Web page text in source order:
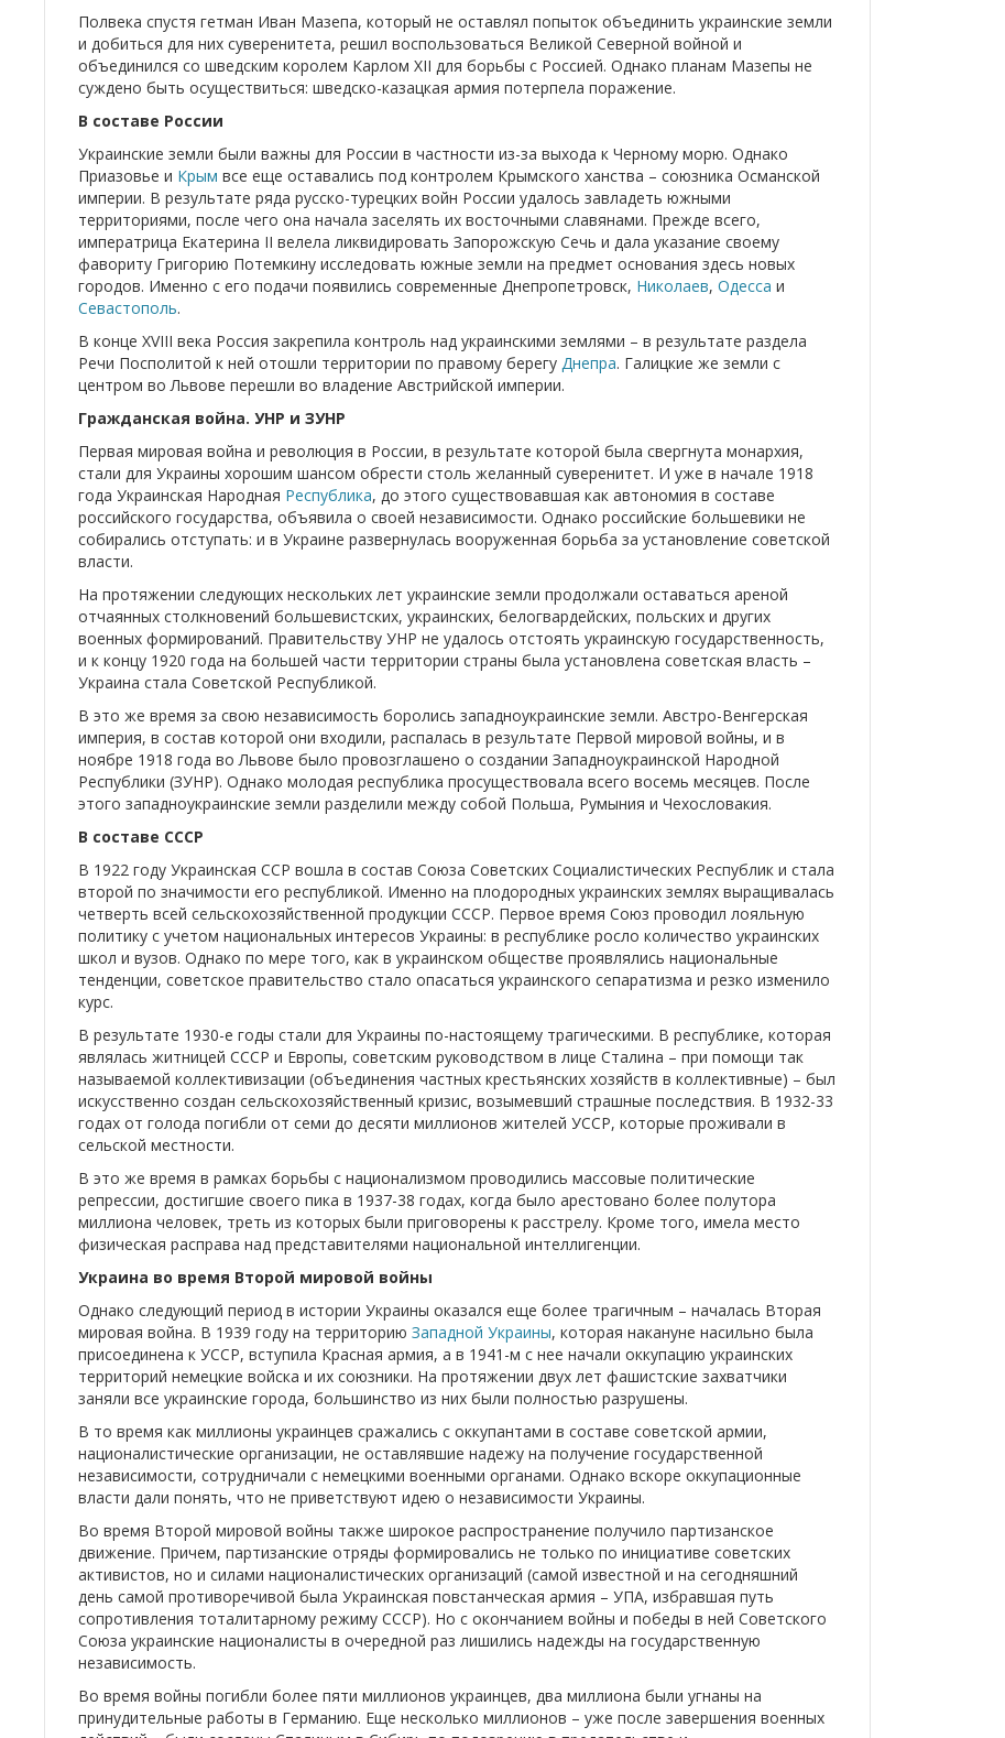
Полвека спустя гетман Иван Мазепа, который не оставлял попыток объединить украинские земли
и добиться для них суверенитета, решил воспользоваться Великой Северной войной и
объединился со шведским королем Карлом XII для борьбы с Россией. Однако планам Мазепы не
суждено быть осуществиться: шведско-казацкая армия потерпела поражение.
В составе России
Украинские земли были важны для России в частности из-за выхода к Черному морю. Однако
Приазовье и Крым все еще оставались под контролем Крымского ханства – союзника Османской
империи. В результате ряда русско-турецких войн России удалось завладеть южными
территориями, после чего она начала заселять их восточными славянами. Прежде всего,
императрица Екатерина II велела ликвидировать Запорожскую Сечь и дала указание своему
фавориту Григорию Потемкину исследовать южные земли на предмет основания здесь новых
городов. Именно с его подачи появились современные Днепропетровск, Николаев, Одесса и
Севастополь.
В конце XVIII века Россия закрепила контроль над украинскими землями – в результате раздела
Речи Посполитой к ней отошли территории по правому берегу Днепра. Галицкие же земли с
центром во Львове перешли во владение Австрийской империи.
Гражданская война. УНР и ЗУНР
Первая мировая война и революция в России, в результате которой была свергнута монархия,
стали для Украины хорошим шансом обрести столь желанный суверенитет. И уже в начале 1918
года Украинская Народная Республика, до этого существовавшая как автономия в составе
российского государства, объявила о своей независимости. Однако российские большевики не
собирались отступать: и в Украине развернулась вооруженная борьба за установление советской
власти.
На протяжении следующих нескольких лет украинские земли продолжали оставаться ареной
отчаянных столкновений большевистских, украинских, белогвардейских, польских и других
военных формирований. Правительству УНР не удалось отстоять украинскую государственность,
и к концу 1920 года на большей части территории страны была установлена советская власть –
Украина стала Советской Республикой.
В это же время за свою независимость боролись западноукраинские земли. Австро-Венгерская
империя, в состав которой они входили, распалась в результате Первой мировой войны, и в
ноябре 1918 года во Львове было провозглашено о создании Западноукраинской Народной
Республики (ЗУНР). Однако молодая республика просуществовала всего восемь месяцев. После
этого западноукраинские земли разделили между собой Польша, Румыния и Чехословакия.
В составе СССР
В 1922 году Украинская ССР вошла в состав Союза Советских Социалистических Республик и стала
второй по значимости его республикой. Именно на плодородных украинских землях выращивалась
четверть всей сельскохозяйственной продукции СССР. Первое время Союз проводил лояльную
политику с учетом национальных интересов Украины: в республике росло количество украинских
школ и вузов. Однако по мере того, как в украинском обществе проявлялись национальные
тенденции, советское правительство стало опасаться украинского сепаратизма и резко изменило
курс.
В результате 1930-е годы стали для Украины по-настоящему трагическими. В республике, которая
являлась житницей СССР и Европы, советским руководством в лице Сталина – при помощи так
называемой коллективизации (объединения частных крестьянских хозяйств в коллективные) – был
искусственно создан сельскохозяйственный кризис, возымевший страшные последствия. В 1932-33
годах от голода погибли от семи до десяти миллионов жителей УССР, которые проживали в
сельской местности.
В это же время в рамках борьбы с национализмом проводились массовые политические
репрессии, достигшие своего пика в 1937-38 годах, когда было арестовано более полутора
миллиона человек, треть из которых были приговорены к расстрелу. Кроме того, имела место
физическая расправа над представителями национальной интеллигенции.
Украина во время Второй мировой войны
Однако следующий период в истории Украины оказался еще более трагичным – началась Вторая
мировая война. В 1939 году на территорию Западной Украины, которая накануне насильно была
присоединена к УССР, вступила Красная армия, а в 1941-м с нее начали оккупацию украинских
территорий немецкие войска и их союзники. На протяжении двух лет фашистские захватчики
заняли все украинские города, большинство из них были полностью разрушены.
В то время как миллионы украинцев сражались с оккупантами в составе советской армии,
националистические организации, не оставлявшие надежу на получение государственной
независимости, сотрудничали с немецкими военными органами. Однако вскоре оккупационные
власти дали понять, что не приветствуют идею о независимости Украины.
Во время Второй мировой войны также широкое распространение получило партизанское
движение. Причем, партизанские отряды формировались не только по инициативе советских
активистов, но и силами националистических организаций (самой известной и на сегодняшний
день самой противоречивой была Украинская повстанческая армия – УПА, избравшая путь
сопротивления тоталитарному режиму СССР). Но с окончанием войны и победы в ней Советского
Союза украинские националисты в очередной раз лишились надежды на государственную
независимость.
Во время войны погибли более пяти миллионов украинцев, два миллиона были угнаны на
принудительные работы в Германию. Еще несколько миллионов – уже после завершения военных